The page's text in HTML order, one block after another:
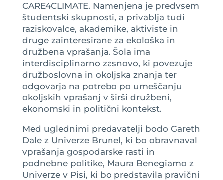
CARE4CLIMATE. Namenjena je predvsem
študentski skupnosti, a privablja tudi
raziskovalce, akademike, aktiviste in
druge zainteresirane za ekološka in
družbena vprašanja. Šola ima
interdisciplinarno zasnovo, ki povezuje
družboslovna in okoljska znanja ter
odgovarja na potrebo po umeščanju
okoljskih vprašanj v širši družbeni,
ekonomski in politični kontekst.
Med uglednimi predavatelji bodo Gareth
Dale z Univerze Brunel, ki bo obravnaval
vprašanja gospodarske rasti in
podnebne politike, Maura Benegiamo z
Univerze v Pisi, ki bo predstavila pravični